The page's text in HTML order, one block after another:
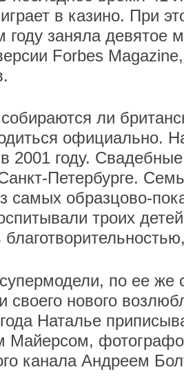
в казино. При
году заняла девятое
Forbes
ли
официально.
2001 году.
Петербурге.
самых образцово-
троих
по ее же
нового
Наталье
Майерсом,
канала Андреем